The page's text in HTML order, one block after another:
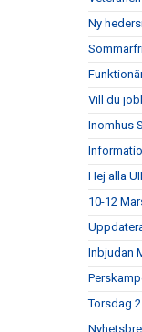
Ny
Vill du
Inomhus
Hej alla
10-12
Inbjudan
Torsdag